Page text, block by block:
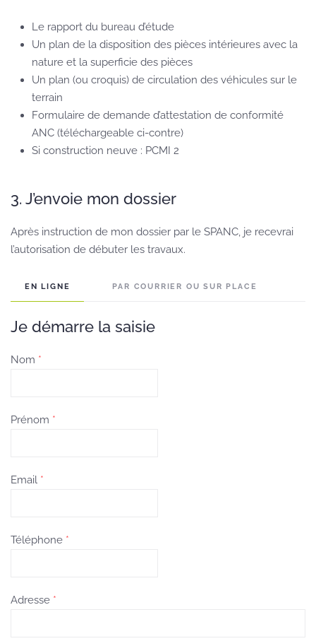
Le rapport du bureau d’étude
Un plan de la disposition des pièces intérieures avec la
nature et la superficie des pièces
Un plan (ou croquis) de circulation des véhicules sur le
terrain
Formulaire de demande d’attestation de conformité
ANC (téléchargeable ci-contre)
Si construction neuve : PCMI 2
3. J’envoie mon dossier
Après instruction de mon dossier par le SPANC, je recevrai
l’autorisation de débuter les travaux.
EN LIGNE PAR COURRIER OU SUR PLACE
Je démarre la saisie
Nom *
Prénom *
Email *
Téléphone *
Adresse *